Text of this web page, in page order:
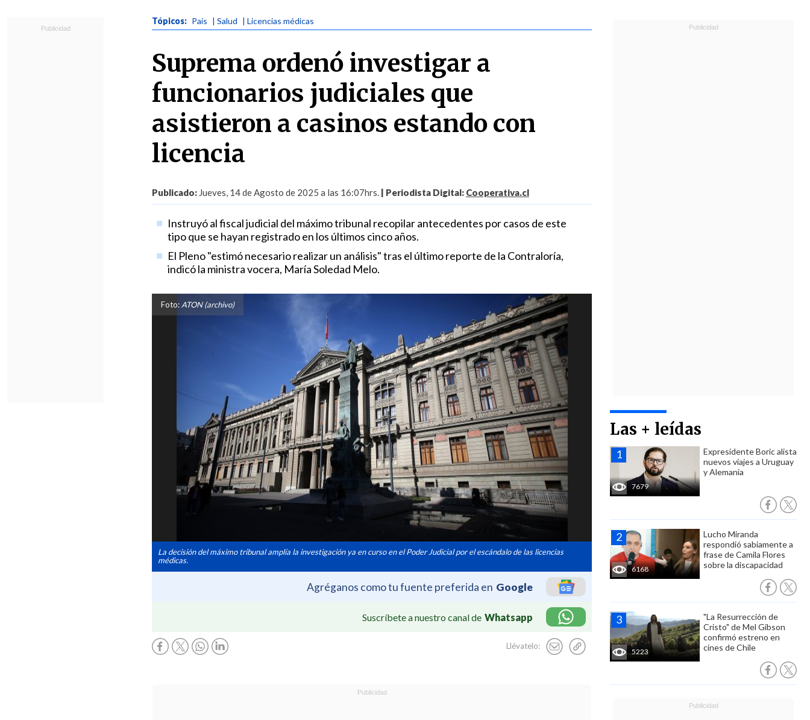
Tópicos: País | Salud | Licencias médicas
Suprema ordenó investigar a
funcionarios judiciales que
asistieron a casinos estando con
licencia
Publicado: Jueves, 14 de Agosto de 2025 a las 16:07hrs. | Periodista Digital: Cooperativa.cl
Instruyó al fiscal judicial del máximo tribunal recopilar antecedentes por casos de este
tipo que se hayan registrado en los últimos cinco años.
El Pleno "estimó necesario realizar un análisis" tras el último reporte de la Contraloría,
indicó la ministra vocera, María Soledad Melo.
Foto: ATON (archivo)
La decisión del máximo tribunal amplía la investigación ya en curso en el Poder Judicial por el escándalo de las licencias
médicas.
Agréganos como tu fuente preferida en Google
Suscríbete a nuestro canal de Whatsapp
Llévatelo:
Las + leídas
7679
Expresidente Boric alista
nuevos viajes a Uruguay
y Alemania
6168
Lucho Miranda
respondió sabiamente a
frase de Camila Flores
sobre la discapacidad
5223
"La Resurrección de
Cristo" de Mel Gibson
confirmó estreno en
cines de Chile